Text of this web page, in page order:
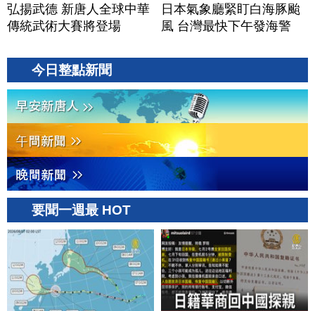
弘揚武德 新唐人全球中華
傳統武術大賽將登場
日本氣象廳緊盯白海豚颱
風 台灣最快下午發海警
今日整點新聞
要聞一週最 HOT